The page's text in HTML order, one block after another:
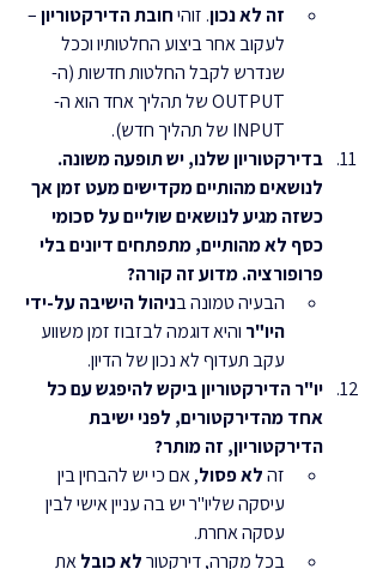
זה לא נכון. זוהי חובת הדירקטוריון –
לעקוב אחר ביצוע החלטותיו וככל
שנדרש לקבל החלטות חדשות (ה-
OUTPUT של תהליך אחד הוא ה-
INPUT של תהליך חדש).
בדירקטוריון שלנו, יש תופעה משונה.
לנושאים מהותיים מקדישים מעט זמן אך
כשזה מגיע לנושאים שוליים על סכומי
כסף לא מהותיים, מתפתחים דיונים בלי
פרופורציה. מדוע זה קורה?
הבעיה טמונה בניהול הישיבה על-ידי
היו"ר והיא דוגמה לבזבוז זמן משווע
עקב תעדוף לא נכון של הדיון.
יו"ר הדירקטוריון ביקש להיפגש עם כל
אחד מהדירקטורים, לפני ישיבת
הדירקטוריון, זה מותר?
זה לא פסול, אם כי יש להבחין בין
עיסקה שליו"ר יש בה עניין אישי לבין
עסקה אחרת.
בכל מקרה, דירקטור לא כובל את